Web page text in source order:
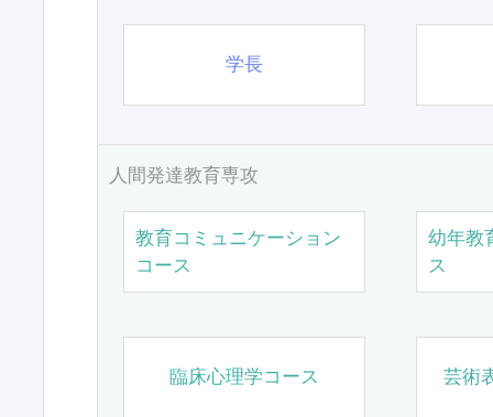
学長
人間発達教育専攻
教育コミュニケーション
コース
幼年教
ス
臨床心理学コース 芸術